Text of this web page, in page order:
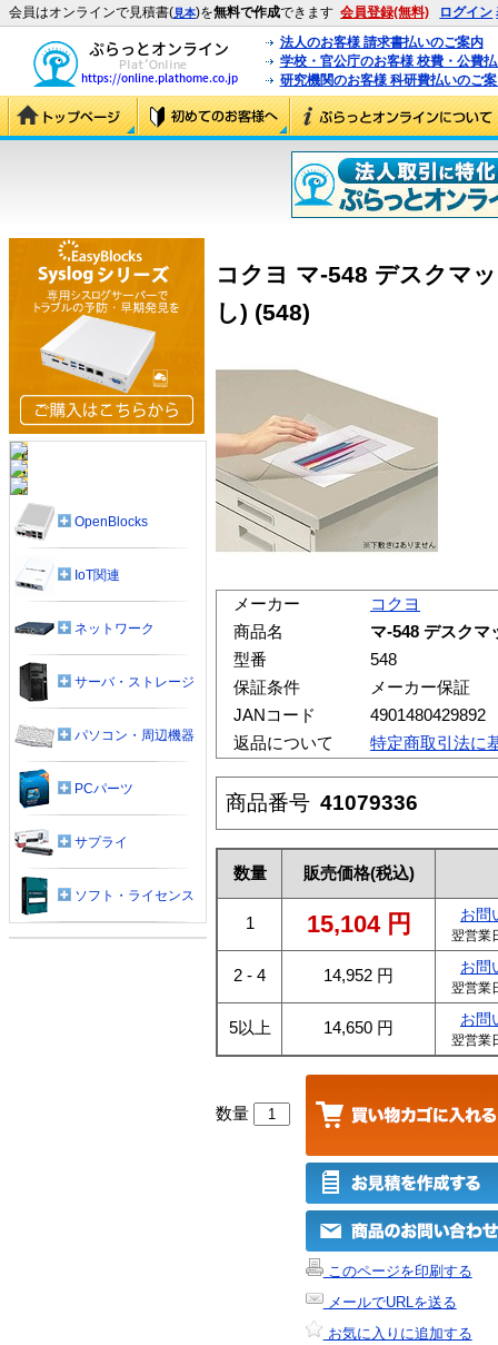
会員はオンラインで見積書(見本)を無料で作成できます 会員登録(無料) ログイン
法人のお客様 請求書払いのご案内
学校・官公庁のお客様 校費・公費
研究機関のお客様 科研費払いのご
コクヨ マ-548 デスクマ
し) (548)
メーカー
コクヨ
商品名
マ-548 デスクマ
型番
548
保証条件
メーカー保証
JANコード
4901480429892
返品について
特定商取引法に
商品番号 41079336
数量 販売価格(税込)
1 15,104 円 お問
翌営業
2 - 4 14,952 円 お問
翌営業
5以上 14,650 円 お問
翌営業
数量
このページを印刷する
メールでURLを送る
お気に入りに追加する
OpenBlocks
IoT関連
ネットワーク
サーバ・ストレージ
パソコン・周辺機器
PCパーツ
サプライ
ソフト・ライセンス